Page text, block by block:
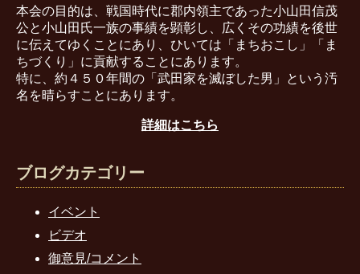
本会の目的は、戦国時代に郡内領主であった小山田信茂
公と小山田氏一族の事績を顕彰し、広くその功績を後世
に伝えてゆくことにあり、ひいては「まちおこし」「ま
ちづくり」に貢献することにあります。
特に、約４５０年間の「武田家を滅ぼした男」という汚
名を晴らすことにあります。
詳細はこちら
ブログカテゴリー
イベント
ビデオ
御意見/コメント